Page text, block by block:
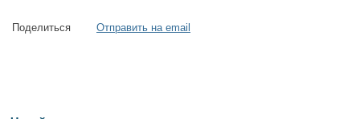
Поделиться Отправить на email